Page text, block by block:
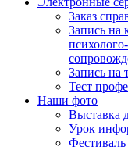
Заказ
Запись на
Запись на
Тест
Наши фото
Выставка
Урок
Фестиваль